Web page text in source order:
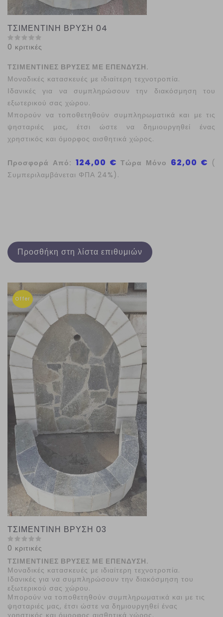
ΤΣΙΜΕΝΤΙΝΗ ΒΡΥΣΗ 04
0 κριτικές
ΤΣΙΜΕΝΤΙΝΕΣ ΒΡΥΣΕΣ ΜΕ ΕΠΕΝΔΥΣΗ.
Μοναδικές κατασκευές με ιδιαίτερη τεχνοτροπία.
Ιδανικές για να συμπληρώσουν την διακόσμηση του
εξωτερικού σας χώρου.
Μπορούν να τοποθετηθούν συμπληρωματικά και με τις
ψησταριές μας, έτσι ώστε να δημιουργηθεί ένας
χρηστικός και όμορφος αισθητικά χώρος.
Προσφορά Από: 124,00 € Τώρα Μόνο 62,00 € (
Συμπεριλαμβάνεται ΦΠΑ 24%).
Προσθήκη στη λίστα επιθυμιών
Offer
ΤΣΙΜΕΝΤΙΝΗ ΒΡΥΣΗ 03
0 κριτικές
ΤΣΙΜΕΝΤΙΝΕΣ ΒΡΥΣΕΣ ΜΕ ΕΠΕΝΔΥΣΗ.
Μοναδικές κατασκευές με ιδιαίτερη τεχνοτροπία.
Ιδανικές για να συμπληρώσουν την διακόσμηση του
εξωτερικού σας χώρου.
Μπορούν να τοποθετηθούν συμπληρωματικά και με τις
ψησταριές μας, έτσι ώστε να δημιουργηθεί ένας
χρηστικός και όμορφος αισθητικά χώρος.